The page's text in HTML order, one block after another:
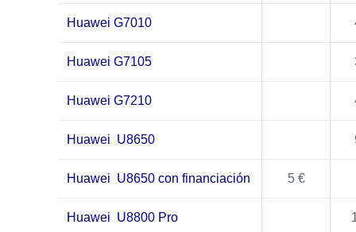
Huawei G7010
Huawei G7105
Huawei G7210
Huawei U8650
Huawei U8650 con financiación 5 €
Huawei U8800 Pro